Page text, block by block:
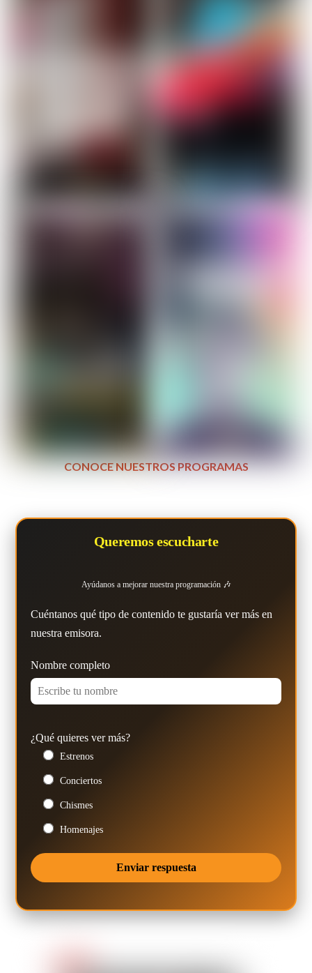
CONOCE NUESTROS PROGRAMAS
Queremos escucharte
Ayúdanos a mejorar nuestra programación 🎶
Cuéntanos qué tipo de contenido te gustaría ver más en
nuestra emisora.
Nombre completo
¿Qué quieres ver más?
Estrenos
Conciertos
Chismes
Homenajes